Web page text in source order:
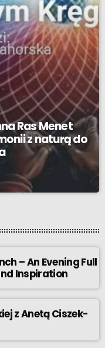
Ras Menet
z naturą do
– An Evening Full
Inspiration
z Anetą Ciszek-